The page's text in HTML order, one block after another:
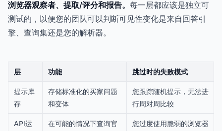
浏览器观察者、提取/评分和报告。 每一层都应该是独立可
测试的，以便您的团队可以判断可见性变化是来自回答引
擎、查询集还是您的解析器。
层 功能 跳过时的失败模式
提示库
存
存储标准化的买家问题
和变体
您跟踪随机提示，无法进
行周对周比较
API运
在可能的情况下查询官
您过度使用脆弱的浏览器